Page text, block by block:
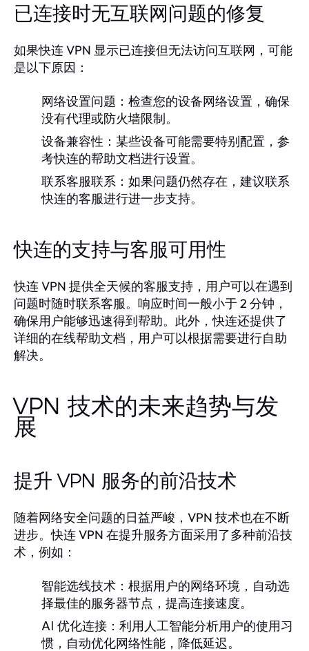
已连接时无互联网问题的修复
如果快连 VPN 显示已连接但无法访问互联网，可能
是以下原因：
网络设置问题：检查您的设备网络设置，确保
没有代理或防火墙限制。
设备兼容性：某些设备可能需要特别配置，参
考快连的帮助文档进行设置。
联系客服联系：如果问题仍然存在，建议联系
快连的客服进行进一步支持。
快连的支持与客服可用性
快连 VPN 提供全天候的客服支持，用户可以在遇到
问题时随时联系客服。响应时间一般小于 2 分钟，
确保用户能够迅速得到帮助。此外，快连还提供了
详细的在线帮助文档，用户可以根据需要进行自助
解决。
VPN 技术的未来趋势与发
展
提升 VPN 服务的前沿技术
随着网络安全问题的日益严峻，VPN 技术也在不断
进步。快连 VPN 在提升服务方面采用了多种前沿技
术，例如：
智能选线技术： 根据用户的网络环境，自动选
择最佳的服务器节点，提高连接速度。
AI 优化连接： 利用人工智能分析用户的使用习
惯，自动优化网络性能，降低延迟。